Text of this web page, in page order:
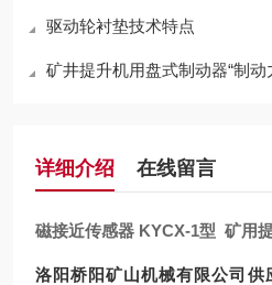
驱动轮衬垫技术特点
矿井提升机用盘式制动器“制动力
详细介绍 在线留言
磁接近传感器 KYCX-1型 矿用
洛阳桥阳矿山机械有限公司供